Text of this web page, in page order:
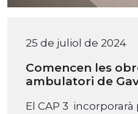
25 de juliol de 2024
Comencen les
ambulatori de
El CAP 3 incorporarà